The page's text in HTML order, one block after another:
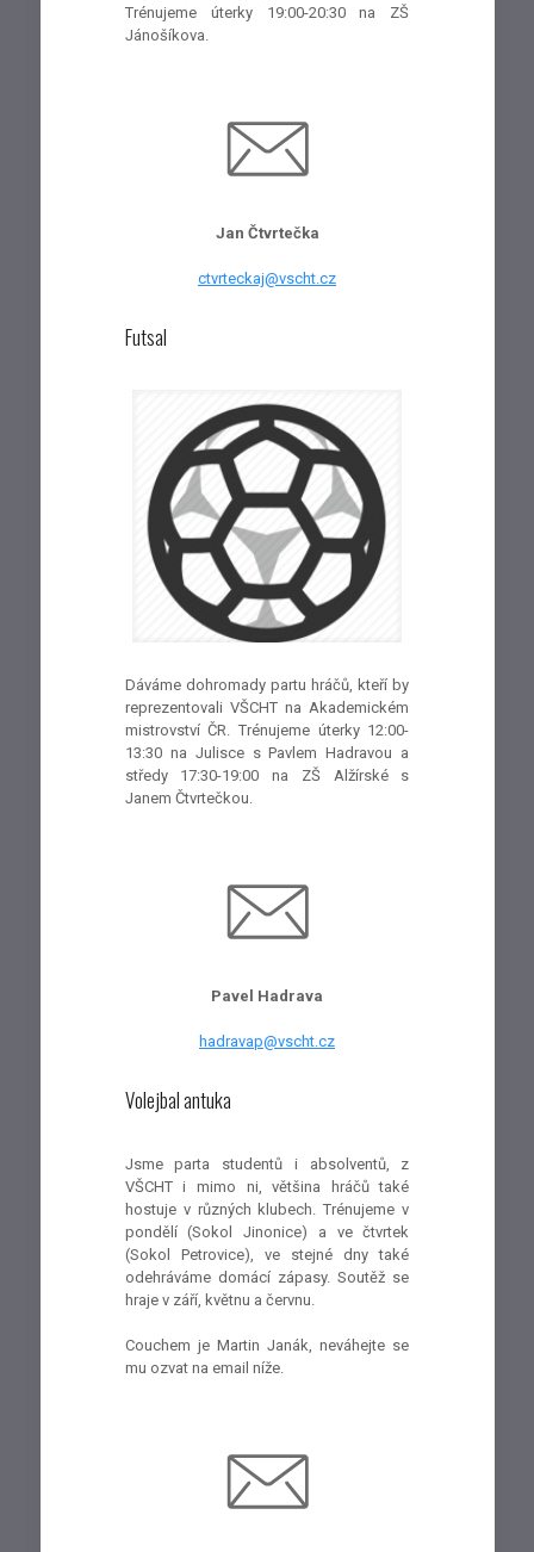
Trénujeme úterky 19:00-20:30 na ZŠ
Jánošíkova.
Jan Čtvrtečka
ctvrteckaj@vscht.cz
Futsal
Dáváme dohromady partu hráčů, kteří by
reprezentovali VŠCHT na Akademickém
mistrovství ČR. Trénujeme úterky 12:00-
13:30 na Julisce s Pavlem Hadravou a
středy 17:30-19:00 na ZŠ Alžírské s
Janem Čtvrtečkou.
Pavel Hadrava
hadravap@vscht.cz
Volejbal antuka
Jsme parta studentů i absolventů, z
VŠCHT i mimo ni, většina hráčů také
hostuje v různých klubech. Trénujeme v
pondělí (Sokol Jinonice) a ve čtvrtek
(Sokol Petrovice), ve stejné dny také
odehráváme domácí zápasy. Soutěž se
hraje v září, květnu a červnu.
Couchem je Martin Janák, neváhejte se
mu ozvat na email níže.